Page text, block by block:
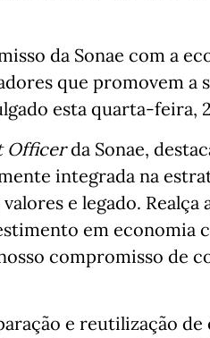
da Sonae com a
que promovem a
esta quarta-feira,
Officerda Sonae,
integrada na
e legado. Realça
em economia
compromisso de
e reutilização